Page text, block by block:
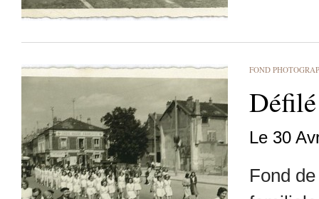
FOND
Le 30
Fond